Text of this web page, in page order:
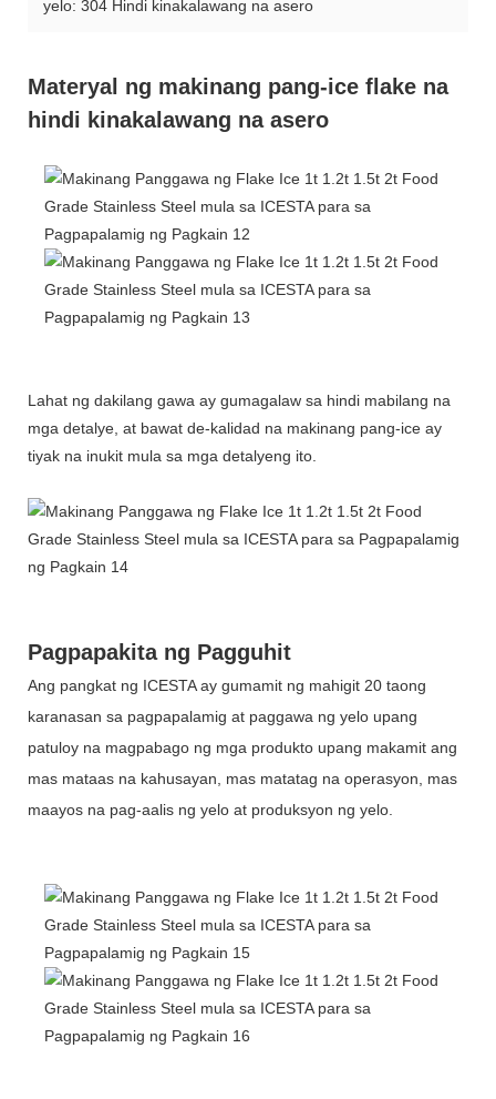
yelo: 304 Hindi kinakalawang na asero
Materyal ng makinang pang-ice flake na
hindi kinakalawang na asero
Lahat ng dakilang gawa ay gumagalaw sa hindi mabilang na
mga detalye, at bawat de-kalidad na makinang pang-ice ay
tiyak na inukit mula sa mga detalyeng ito.
Pagpapakita ng Pagguhit
Ang pangkat ng ICESTA ay gumamit ng mahigit 20 taong
karanasan sa pagpapalamig at paggawa ng yelo upang
patuloy na magpabago ng mga produkto upang makamit ang
mas mataas na kahusayan, mas matatag na operasyon, mas
maayos na pag-aalis ng yelo at produksyon ng yelo.